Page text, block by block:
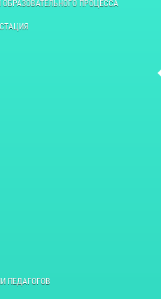
ПРОЦЕССА
ПЕДАГОГОВ